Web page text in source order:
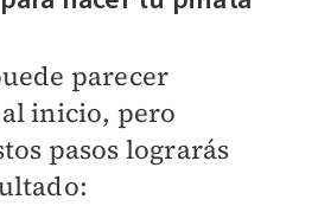
parecer
inicio, pero
pasos lograrás